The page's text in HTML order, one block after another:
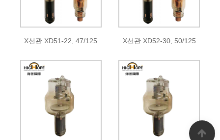
X선관 XD51-22, 47/125 X선관 XD52-30, 50/125